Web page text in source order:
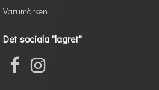
Varumärken
Det sociala "lagret"